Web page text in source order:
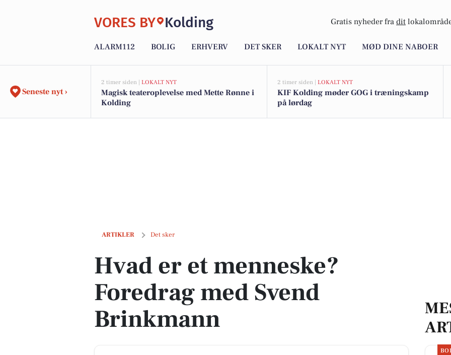
VORES BY Kolding Gratis nyheder fra dit
ALARM112 BOLIG ERHVERV DET SKER LOKALT NYT MØD DINE NABOER
Seneste nyt ›
2 timer siden | LOKALT NYT
Magisk teateroplevelse med Mette Rønne i
Kolding
2 timer siden | LOKALT NYT
KIF Kolding møder GOG i træningskamp
på lørdag
ARTIKLER Det sker
Hvad er et menneske? Foredrag med Svend Brinkmann
Hvad er et menneske?
Foredrag med Svend
Brinkmann